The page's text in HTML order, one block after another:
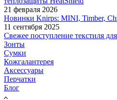
21 февраля 2026
Новинки Knirps: MINI, Timber,
11 сентября 2025
Свежее поступление текстиля
Зонты
Сумки
Кожгалантерея
Аксессуары
Перчатки
Блог